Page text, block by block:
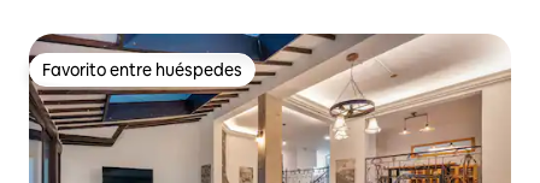
Favorito entre huéspedes
Favorito entre huéspedes